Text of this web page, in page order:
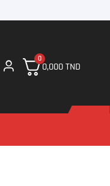
0
0,000TND